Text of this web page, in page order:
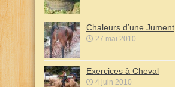
Chaleurs d’une Jument
27 mai 2010
Exercices à Cheval
4 juin 2010